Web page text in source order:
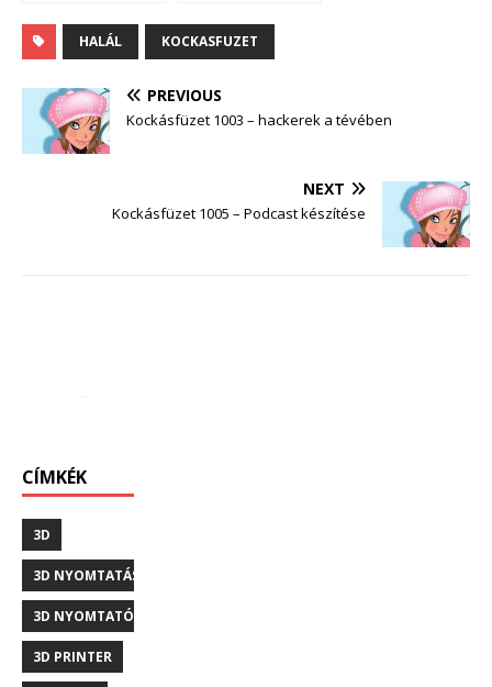
HALÁL KOCKASFUZET
PREVIOUS
Kockásfüzet 1003 – hackerek a tévében
NEXT
Kockásfüzet 1005 – Podcast készítése
CÍMKÉK
3D
3D NYOMTATÁS
3D NYOMTATÓ
3D PRINTER